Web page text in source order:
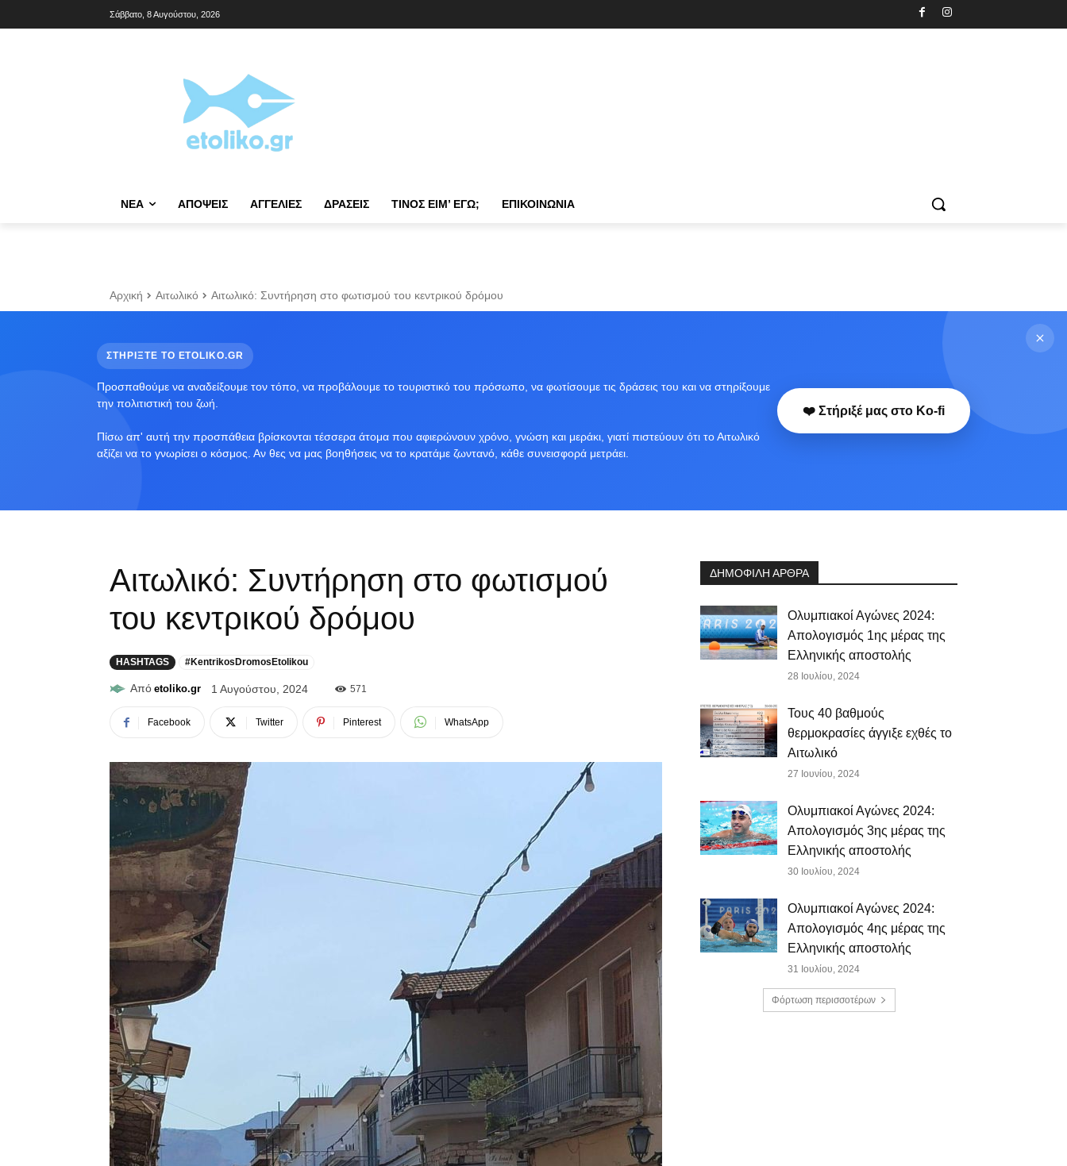
Σάββατο, 8 Αυγούστου, 2026
NΈΑ ΑΠΌΨΕΙΣ ΑΓΓΕΛΊΕΣ ΔΡΆΣΕΙΣ ΤΊΝΟΣ ΕΊΜ’ ΕΓΏ; ΕΠΙΚΟΙΝΩΝΊΑ
Αρχική Αιτωλικό Αιτωλικό: Συντήρηση στο φωτισμού του κεντρικού δρόμου
ΣΤΗΡΙΞΤΕ ΤΟ ETOLIKO.GR
Προσπαθούμε να αναδείξουμε τον τόπο, να προβάλουμε το τουριστικό του πρόσωπο, να φωτίσουμε τις δράσεις του και να στηρίξουμε
την πολιτιστική του ζωή.
Πίσω απ' αυτή την προσπάθεια βρίσκονται τέσσερα άτομα που αφιερώνουν χρόνο, γνώση και μεράκι, γιατί πιστεύουν ότι το Αιτωλικό
αξίζει να το γνωρίσει ο κόσμος. Αν θες να μας βοηθήσεις να το κρατάμε ζωντανό, κάθε συνεισφορά μετράει.
❤️ Στήριξέ μας στο Ko-fi
Αιτωλικό: Συντήρηση στο φωτισμού
του κεντρικού δρόμου
HASHTAGS #KentrikosDromosEtolikou
Από etoliko.gr 1 Αυγούστου, 2024 571
Facebook Twitter Pinterest WhatsApp
ΔΗΜΟΦΙΛΗ ΑΡΘΡΑ
Ολυμπιακοί Αγώνες 2024:
Απολογισμός 1ης μέρας της
Ελληνικής αποστολής
28 Ιουλίου, 2024
Τους 40 βαθμούς
θερμοκρασίες άγγιξε εχθές το
Αιτωλικό
27 Ιουνίου, 2024
Ολυμπιακοί Αγώνες 2024:
Απολογισμός 3ης μέρας της
Ελληνικής αποστολής
30 Ιουλίου, 2024
Ολυμπιακοί Αγώνες 2024:
Απολογισμός 4ης μέρας της
Ελληνικής αποστολής
31 Ιουλίου, 2024
Φόρτωση περισσοτέρων